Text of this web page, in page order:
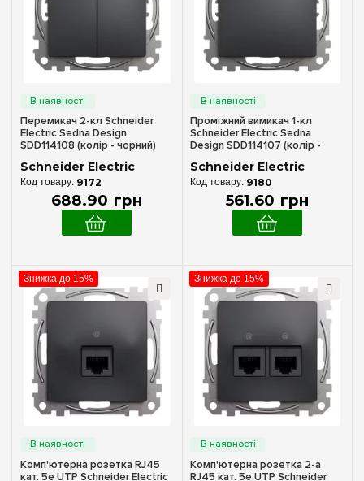
Номінальне навантаження
10 AX(14)
10 Ампер
16 А(6)
25А(1)
3-370 Вт(1)
5-200 Вт(1)
Керовані лампи
Галогенні лампи 12V(2)
Галогенні лампи 230V~(2)
Лампи розжарювання 220V~
Особливість
Green Premium (5)
Електронне блокування(2)
З кнопкою вимкнення (1)
Загального призначення(19)
Перемикач 2-кл Schneider
Electric Sedna Design
SDD114108 (колір - чорний)
Schneider Electric
9172
688.90 грн
Проміжний вимикач 1-кл
Schneider Electric Sedna
Design SDD114107 (колір -
Schneider Electric
9180
561.60 грн
Знижка до 15%
Комп'ютерна розетка RJ45
кат. 5е UTP Schneider Electric
Знижка до 15%
Комп'ютерна розетка 2-а
RJ45 кат. 5е UTP Schneider